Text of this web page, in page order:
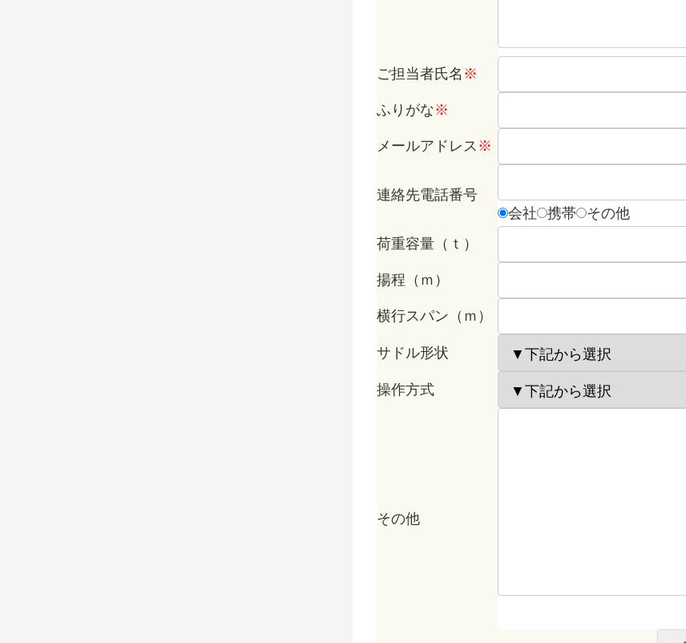
ご担当者氏名 ※
ふりがな※
メールアドレス ※
連絡先電話番号
会社
携帯
その他
荷重容量（ｔ）
揚程（ｍ）
横行スパン（ｍ）
サドル形状
操作方式
その他